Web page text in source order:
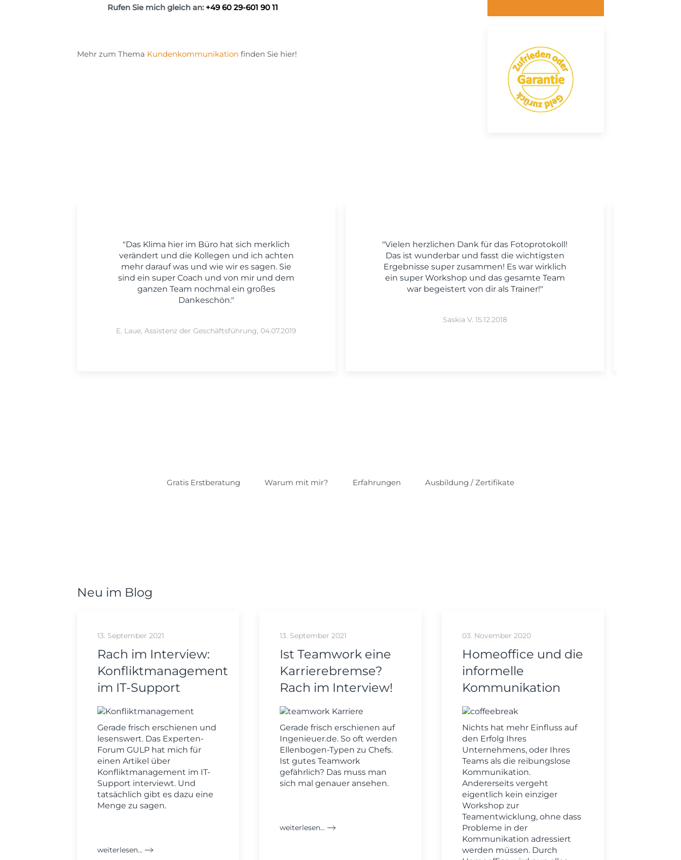
Rufen Sie mich gleich an: +49 60 29-601 90 11
Mehr zum Thema Kundenkommunikation finden Sie hier!
"Das Klima hier im Büro hat sich merklich
verändert und die Kollegen und ich achten
mehr darauf was und wie wir es sagen. Sie
sind ein super Coach und von mir und dem
ganzen Team nochmal ein großes
Dankeschön."
E. Laue, Assistenz der Geschäftsführung, 04.07.2019
"Vielen herzlichen Dank für das Fotoprotokoll!
Das ist wunderbar und fasst die wichtigsten
Ergebnisse super zusammen! Es war wirklich
ein super Workshop und das gesamte Team
war begeistert von dir als Trainer!"
Saskia V. 15.12.2018
Gratis Erstberatung Warum mit mir? Erfahrungen Ausbildung / Zertifikate
Neu im Blog
13. September 2021
Rach im Interview:
Konfliktmanagement
im IT-Support
Gerade frisch erschienen und
lesenswert. Das Experten-
Forum GULP hat mich für
einen Artikel über
Konfliktmanagement im IT-
Support interviewt. Und
tatsächlich gibt es dazu eine
Menge zu sagen.
weiterlesen...
13. September 2021
Ist Teamwork eine
Karrierebremse?
Rach im Interview!
Gerade frisch erschienen auf
Ingenieuer.de. So oft werden
Ellenbogen-Typen zu Chefs.
Ist gutes Teamwork
gefährlich? Das muss man
sich mal genauer ansehen.
weiterlesen...
03. November 2020
Homeoffice und die
informelle
Kommunikation
Nichts hat mehr Einfluss auf
den Erfolg Ihres
Unternehmens, oder Ihres
Teams als die reibungslose
Kommunikation.
Andererseits vergeht
eigentlich kein einziger
Workshop zur
Teamentwicklung, ohne dass
Probleme in der
Kommunikation adressiert
werden müssen. Durch